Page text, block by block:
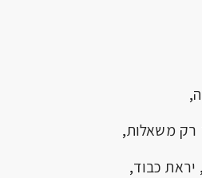
משאלות,
כבוד,